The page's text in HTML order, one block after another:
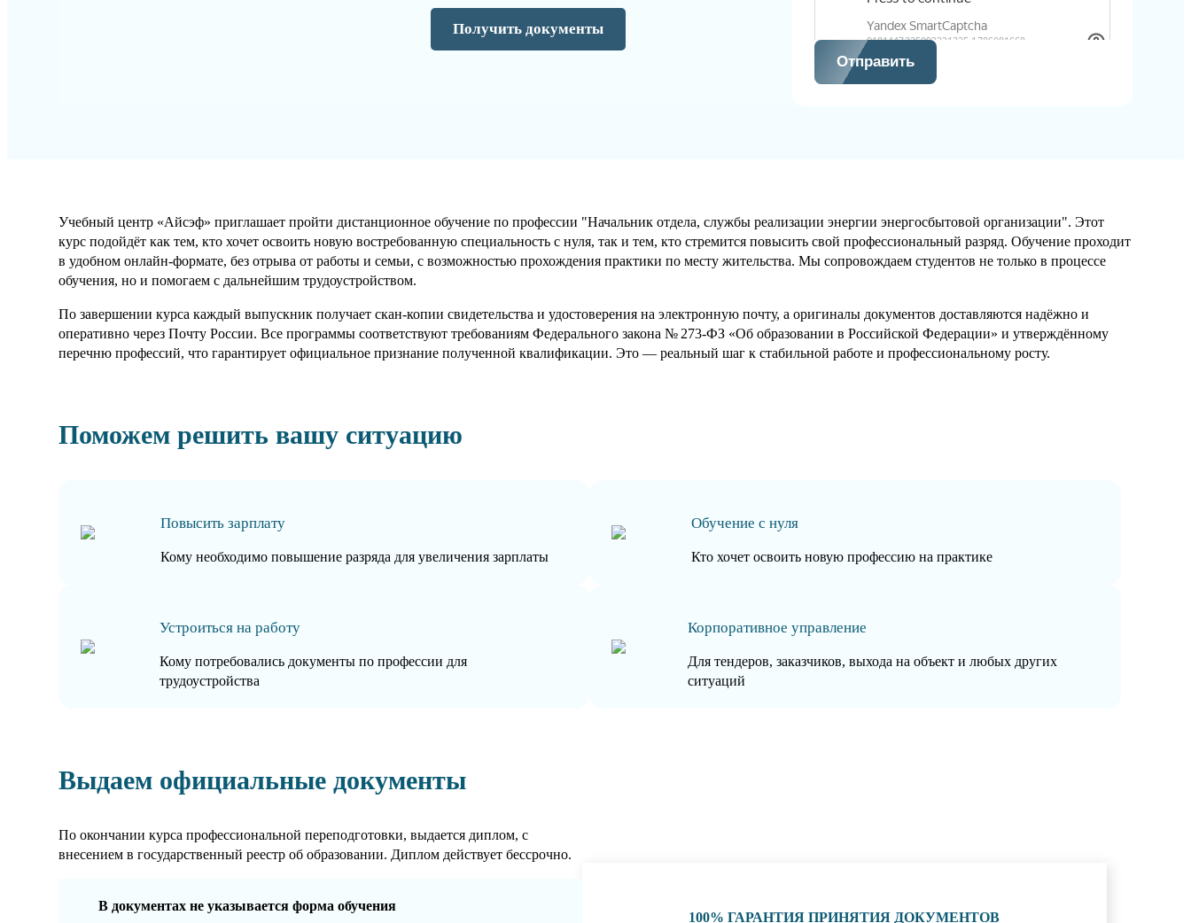
Получить документы
Отправить
Учебный центр «Айсэф» приглашает пройти дистанционное обучение по профессии "Начальник отдела, службы реализации энергии энергосбытовой организации". Этот
курс подойдёт как тем, кто хочет освоить новую востребованную специальность с нуля, так и тем, кто стремится повысить свой профессиональный разряд. Обучение проходит
в удобном онлайн-формате, без отрыва от работы и семьи, с возможностью прохождения практики по месту жительства. Мы сопровождаем студентов не только в процессе
обучения, но и помогаем с дальнейшим трудоустройством.
По завершении курса каждый выпускник получает скан-копии свидетельства и удостоверения на электронную почту, а оригиналы документов доставляются надёжно и
оперативно через Почту России. Все программы соответствуют требованиям Федерального закона № 273-ФЗ «Об образовании в Российской Федерации» и утверждённому
перечню профессий, что гарантирует официальное признание полученной квалификации. Это — реальный шаг к стабильной работе и профессиональному росту.
Поможем решить вашу ситуацию
Повысить зарплату
Кому необходимо повышение разряда для увеличения зарплаты
Обучение с нуля
Кто хочет освоить новую профессию на практике
Устроиться на работу
Кому потребовались документы по профессии для
трудоустройства
Корпоративное управление
Для тендеров, заказчиков, выхода на объект и любых других
ситуаций
Выдаем официальные документы
По окончании курса профессиональной переподготовки, выдается диплом, с
внесением в государственный реестр об образовании. Диплом действует бессрочно.
В документах не указывается форма обучения
100% ГАРАНТИЯ ПРИНЯТИЯ ДОКУМЕНТОВ